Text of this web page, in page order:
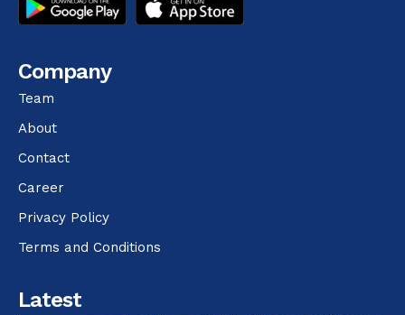
Company
Team
About
Contact
Career
Privacy Policy
Terms and Conditions
Latest